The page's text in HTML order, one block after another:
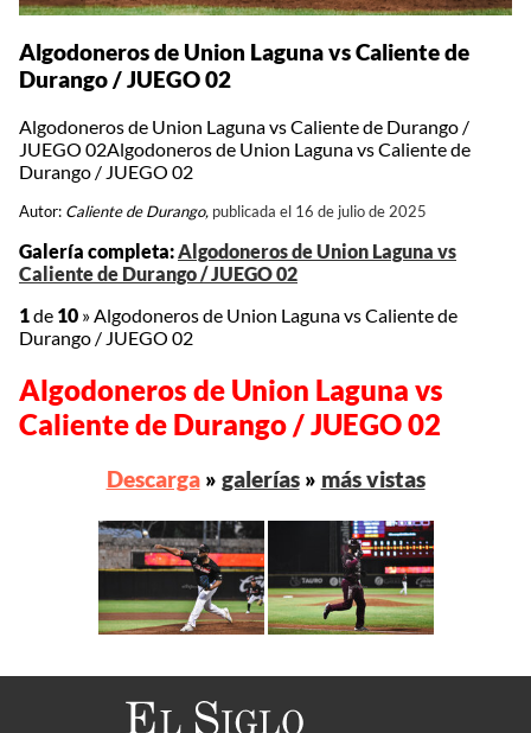
Algodoneros de Union Laguna vs Caliente de
Durango / JUEGO 02
Algodoneros de Union Laguna vs Caliente de Durango /
JUEGO 02Algodoneros de Union Laguna vs Caliente de
Durango / JUEGO 02
Autor: Caliente de Durango, publicada el 16 de julio de 2025
Galería completa:Algodoneros de Union Laguna vs
Caliente de Durango / JUEGO 02
1de 10 »Algodoneros de Union Laguna vs Caliente de
Durango / JUEGO 02
Algodoneros de Union Laguna vs
Caliente de Durango / JUEGO 02
Descarga» galerías» más vistas